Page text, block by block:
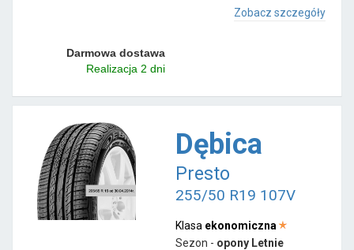
Zobacz szczegóły
Darmowa dostawa
Realizacja 2 dni
Dębica
Presto
255/50 R19 107V
Klasa ekonomiczna
Sezon - opony Letnie